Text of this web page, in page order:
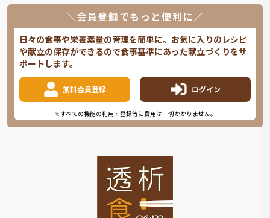
＼会員登録でもっと便利に／
日々の食事や栄養素量の管理を簡単に。お気に入りのレシピ
や献立の保存ができるので食事基準にあった献立づくりをサ
ポートします。
無料会員登録 ログイン
※すべての機能の利用・登録等に費用は一切かかりません。